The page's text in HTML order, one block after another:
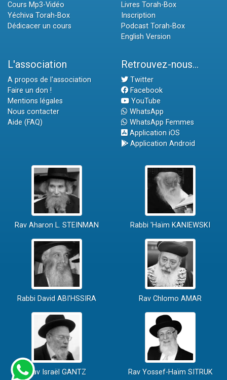
Cours Mp3-Vidéo
Yéchiva Torah-Box
Dédicacer un cours
Livres Torah-Box
Inscription
Podcast Torah-Box
English Version
L'association
A propos de l'association
Faire un don !
Mentions légales
Nous contacter
Aide (FAQ)
Retrouvez-nous...
Twitter
Facebook
YouTube
WhatsApp
WhatsApp Femmes
Application iOS
Application Android
Rav Aharon L. STEINMAN Rabbi 'Haïm KANIEWSKI
Rabbi David ABI'HSSIRA Rav Chlomo AMAR
Rav Israël GANTZ Rav Yossef-Haïm SITRUK